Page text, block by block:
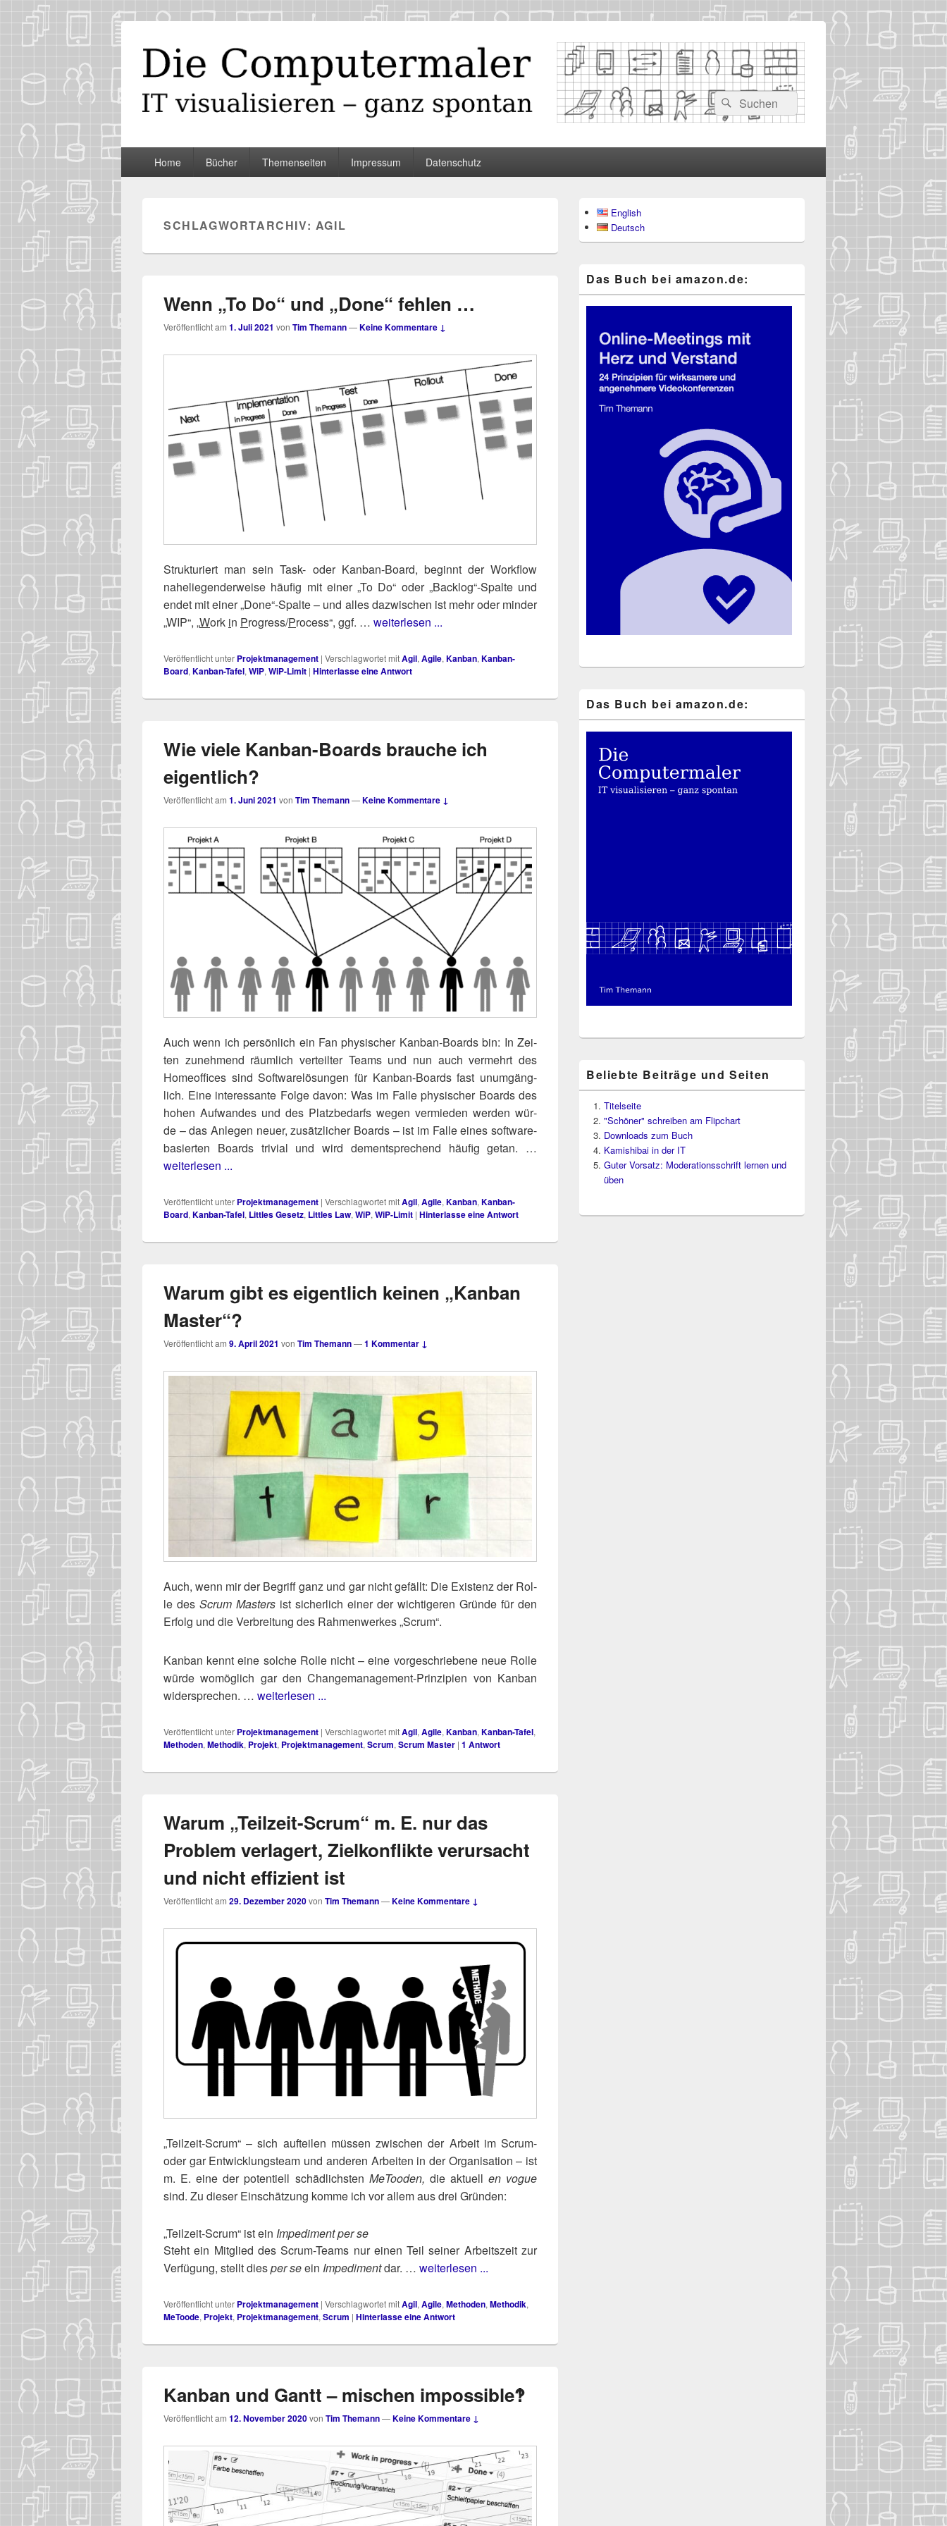
Die Computermaler
Suchen
nach:
Suchen
PrimäresHome Bücher Themenseiten Impressum Datenschutz
SCHLAGWORTARCHIV: AGIL
Wenn „To Do“ und „Done“ fehlen …
Veröffentlicht am 1. Juli 2021 von Tim Themann—Keine Kommentare ↓
Struk­tu­riert man sein Task- oder Kan­ban-Board, beginnt der Work­flow
nahe­lie­gen­der­wei­se häu­fig mit einer „To Do“ oder „Backlog“-Spalte und
endet mit einer „Done“-Spalte – und alles dazwi­schen ist mehr oder min­der
„WIP“, „Work in Progress/​Process“, ggf. … weiterlesen ...
Veröffentlicht unter Projektmanagement | Verschlagwortet mitAgil, Agile, Kanban, Kanban-
Board, Kanban-Tafel, WiP, WiP-Limit | Hinterlasse eine Antwort
Wie viele Kanban-Boards brauche ich
eigentlich?
Veröffentlicht am 1. Juni 2021 von Tim Themann—Keine Kommentare ↓
Auch wenn ich per­sön­lich ein Fan phy­si­scher Kan­ban-Boards bin: In Zei­
ten zuneh­mend räum­lich ver­teil­ter Teams und nun auch ver­mehrt des
Home­of­fices sind Soft­ware­lö­sun­gen für Kan­ban-Boards fast unum­gäng­
lich. Eine inter­es­san­te Fol­ge davon: Was im Fal­le phy­si­scher Boards des
hohen Auf­wan­des und des Platz­be­darfs wegen ver­mie­den wer­den wür­
de – das Anle­gen neu­er, zusätz­li­cher Boards – ist im Fal­le eines soft­ware-
basier­ten Boards tri­vi­al und wird dem­entspre­chend häu­fig getan. …
weiterlesen ...
Veröffentlicht unter Projektmanagement | Verschlagwortet mitAgil,Agile,Kanban,Kanban-
Board,Kanban-Tafel, Littles Gesetz, Littles Law,WiP,WiP-Limit | Hinterlasse eine Antwort
Warum gibt es eigentlich keinen „Kanban
Master“?
Veröffentlicht am 9. April 2021 von Tim Themann—1 Kommentar ↓
Auch, wenn mir der Begriff ganz und gar nicht gefällt: Die Exis­tenz der Rol­
le des Scrum Mas­ters ist sicher­lich einer der wich­ti­ge­ren Grün­de für den
Erfolg und die Ver­brei­tung des Rah­men­wer­kes „Scrum“.
Kan­ban kennt eine sol­che Rol­le nicht – eine vor­ge­schrie­be­ne neue Rol­le
wür­de womög­lich gar den Chan­ge­ma­nage­ment-Prin­zi­pi­en von Kan­ban
wider­spre­chen. … weiterlesen ...
Veröffentlicht unter Projektmanagement | Verschlagwortet mitAgil, Agile, Kanban, Kanban-Tafel,
Methoden, Methodik, Projekt, Projektmanagement, Scrum, Scrum Master | 1 Antwort
Warum „Teilzeit-Scrum“ m. E. nur das
Problem verlagert, Zielkonflikte verursacht
und nicht effizient ist
Veröffentlicht am 29. Dezember 2020von Tim Themann—Keine Kommentare ↓
„Teil­zeit-Scrum“ – sich auf­tei­len müs­sen zwi­schen der Arbeit im Scrum-
oder gar Ent­wick­lungs­team und ande­ren Arbei­ten in der Orga­ni­sa­ti­on – ist
m. E. eine der poten­ti­ell schäd­lichs­ten MeToo­den, die aktu­ell en vogue
sind. Zu die­ser Ein­schät­zung kom­me ich vor allem aus drei Gründen:
„Teilzeit-Scrum“ ist ein Impedimentper se
Steht ein Mit­glied des Scrum-Teams nur einen Teil sei­ner Arbeits­zeit zur
Ver­fü­gung, stellt diesper seein Impe­di­mentdar. … weiterlesen ...
Veröffentlicht unter Projektmanagement | Verschlagwortet mitAgil, Agile, Methoden, Methodik,
MeToode, Projekt, Projektmanagement, Scrum | Hinterlasse eine Antwort
Kanban und Gantt – mischen impossible‽
Veröffentlicht am 12. November 2020von Tim Themann—Keine Kommentare ↓
Seitenleisten-
Widgetbereich
English
Deutsch
Das Buch bei ama​zon​.de:
Das Buch bei ama​zon​.de:
Beliebte Beiträge und Seiten
Titelseite
"Schöner" schreiben am Flipchart
Downloads zum Buch
Kamishibai in der IT
Guter Vorsatz: Moderationsschrift lernen und
üben